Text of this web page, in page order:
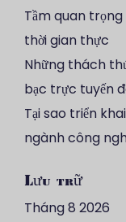
Tầm quan
thời gian thực
Những thách
bạc trực tuyến
Tại sao triển
ngành công
Lưu trữ
Tháng 8 2026